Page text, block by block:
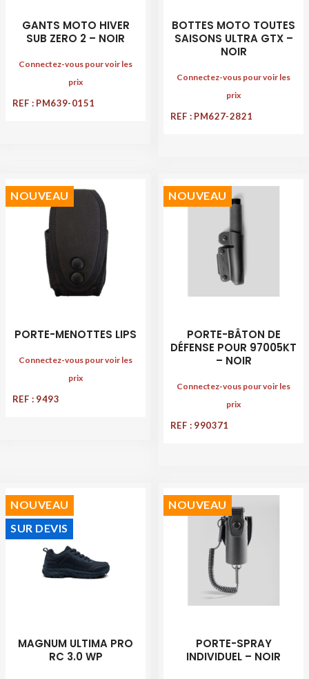
GANTS MOTO HIVER
SUB ZERO 2 – NOIR
Connectez-vous pour voir les
prix
REF : PM639-0151
BOTTES MOTO TOUTES
SAISONS ULTRA GTX –
NOIR
Connectez-vous pour voir les
prix
REF : PM627-2821
PORTE-MENOTTES LIPS
Connectez-vous pour voir les
prix
REF : 9493
NOUVEAU
PORTE-BÂTON DE
DÉFENSE POUR 97005KT
– NOIR
Connectez-vous pour voir les
prix
REF : 990371
NOUVEAU
MAGNUM ULTIMA PRO
RC 3.0 WP
NOUVEAU
SUR DEVIS
PORTE-SPRAY
INDIVIDUEL – NOIR
NOUVEAU